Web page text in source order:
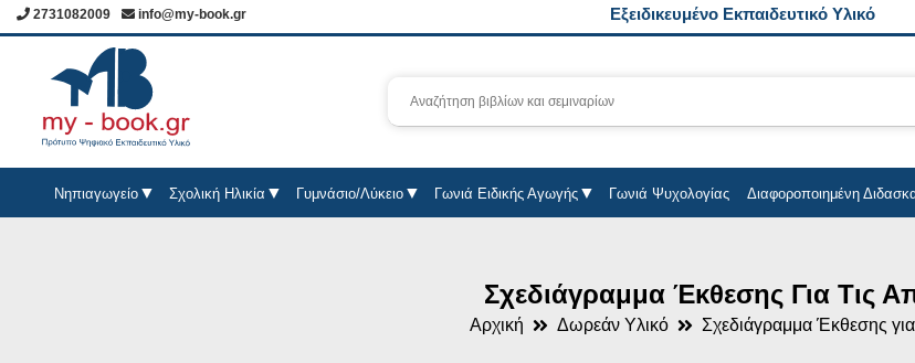
2731082009 info@my-book.gr Εξειδικευμένο Εκπαιδευτικό Υλικό
Νηπιαγωγείο Σχολική Ηλικία Γυμνάσιο/Λύκειο Γωνιά Ειδικής Αγωγής Γωνιά Ψυχολογίας Διαφοροποιημένη
Σχεδιάγραμμα Έκθεσης Για Τις
Αρχική Δωρεάν Υλικό Σχεδιάγραμμα Έκθεσης για